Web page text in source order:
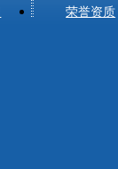
荣誉资质